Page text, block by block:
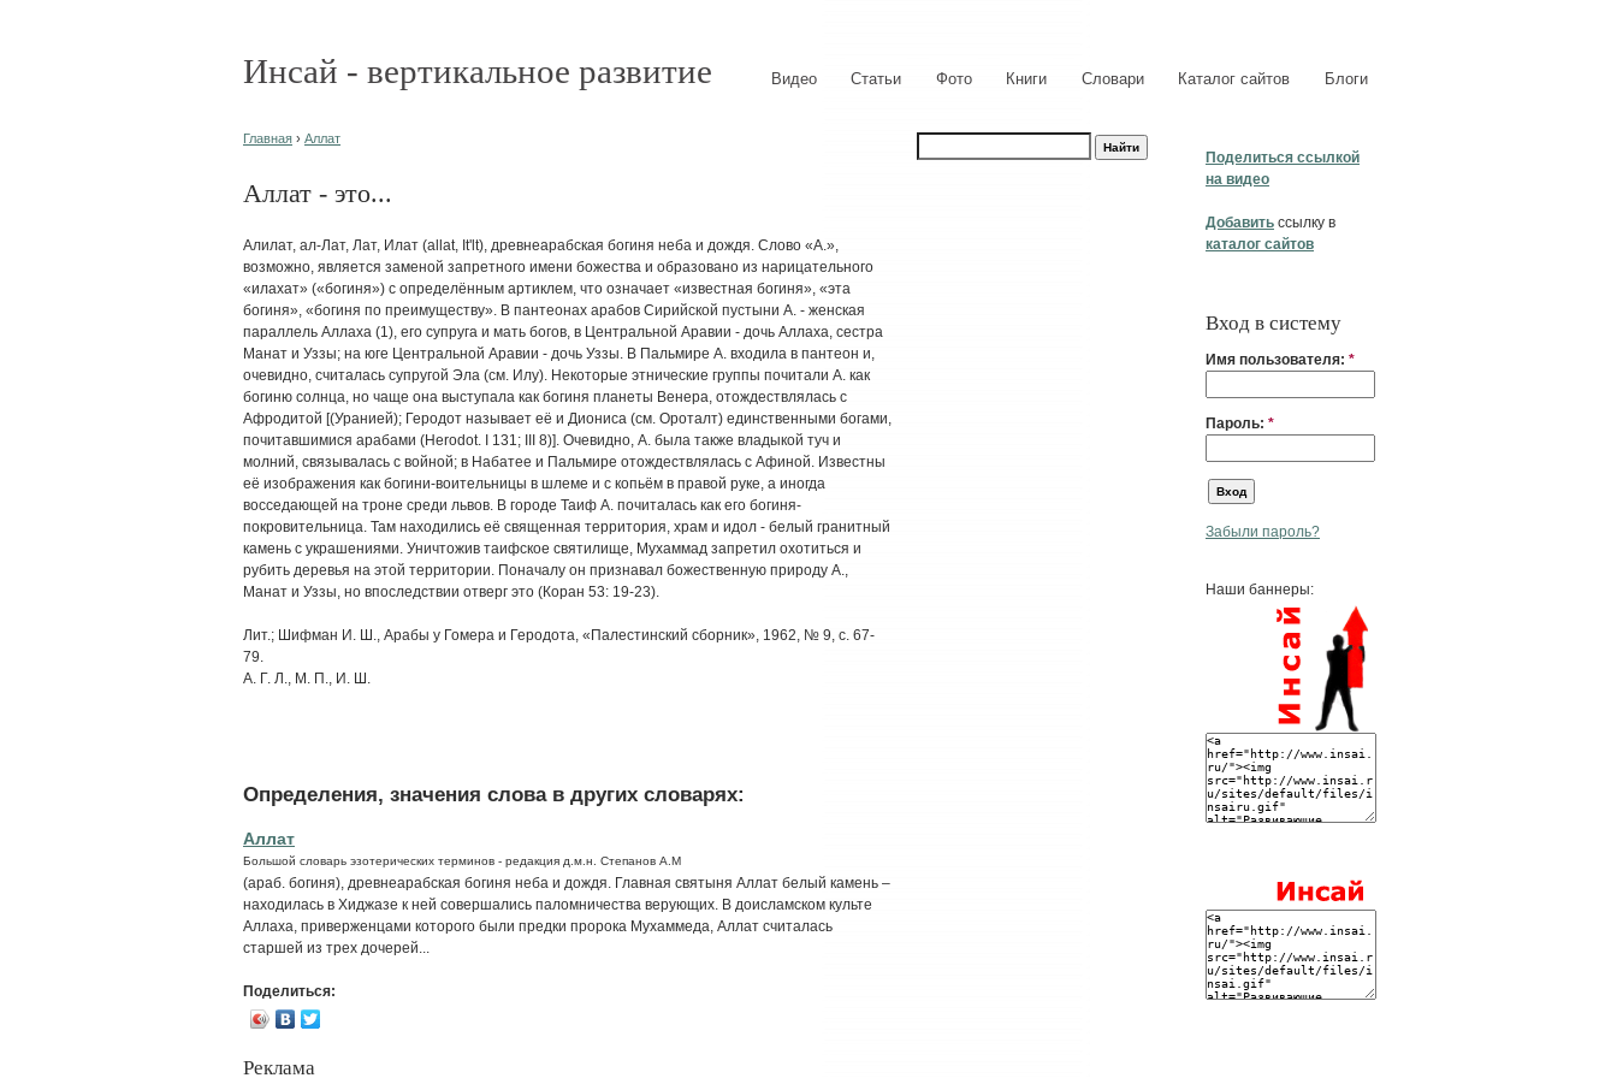
Инсай - вертикальное развитие Видео Статьи Фото Книги Словари Каталог сайтов Блоги
Поделиться ссылкой
на видео
Добавить ссылку в
каталог сайтов
Вход в систему
Имя пользователя: *
Пароль: *
Забыли пароль?
Наши баннеры:
Главная › Аллат
Аллат - это...
Алилат, ал-Лат, Лат, Илат (allat, It'lt), древнеарабская богиня неба и дождя. Слово «А.»,
возможно, является заменой запретного имени божества и образовано из нарицательного
«илахат» («богиня») с определённым артиклем, что означает «известная богиня», «эта
богиня», «богиня по преимуществу». В пантеонах арабов Сирийской пустыни А. - женская
параллель Аллаха (1), его супруга и мать богов, в Центральной Аравии - дочь Аллаха, сестра
Манат и Уззы; на юге Центральной Аравии - дочь Уззы. В Пальмире А. входила в пантеон и,
очевидно, считалась супругой Эла (см. Илу). Некоторые этнические группы почитали А. как
богиню солнца, но чаще она выступала как богиня планеты Венера, отождествлялась с
Афродитой [(Уранией); Геродот называет её и Диониса (см. Ороталт) единственными богами,
почитавшимися арабами (Herodot. I 131; III 8)]. Очевидно, А. была также владыкой туч и
молний, связывалась с войной; в Набатее и Пальмире отождествлялась с Афиной. Известны
её изображения как богини-воительницы в шлеме и с копьём в правой руке, а иногда
восседающей на троне среди львов. В городе Таиф А. почиталась как его богиня-
покровительница. Там находились её священная территория, храм и идол - белый гранитный
камень с украшениями. Уничтожив таифское святилище, Мухаммад запретил охотиться и
рубить деревья на этой территории. Поначалу он признавал божественную природу А.,
Манат и Уззы, но впоследствии отверг это (Коран 53: 19-23).
Лит.; Шифман И. Ш., Арабы у Гомера и Геродота, «Палестинский сборник», 1962, № 9, с. 67-
79.
А. Г. Л., М. П., И. Ш.
Определения, значения слова в других словарях:
Аллат
Большой словарь эзотерических терминов - редакция д.м.н. Степанов А.М
(араб. богиня), древнеарабская богиня неба и дождя. Главная святыня Аллат белый камень –
находилась в Хиджазе к ней совершались паломничества верующих. В доисламском культе
Аллаха, приверженцами которого были предки пророка Мухаммеда, Аллат считалась
старшей из трех дочерей...
Поделиться:
Реклама